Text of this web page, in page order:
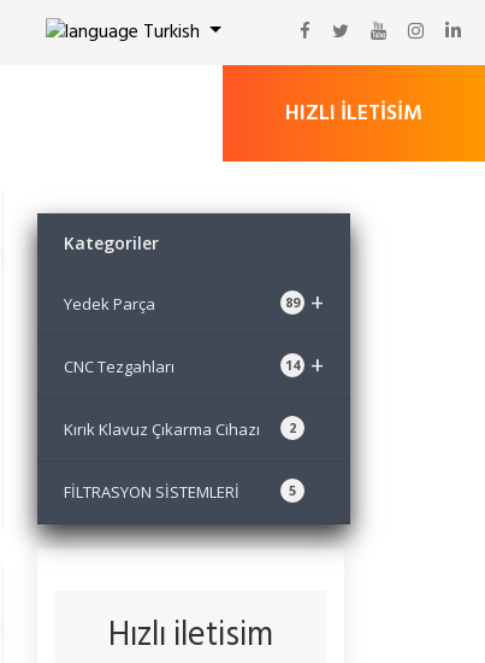
Turkish
HIZLI ILETISIM
Kategoriler
89
Yedek Parça +
14
CNC Tezgahları +
2
Kırık Klavuz Çıkarma Cihazı
5
FİLTRASYON SİSTEMLERİ
Hızlı iletisim